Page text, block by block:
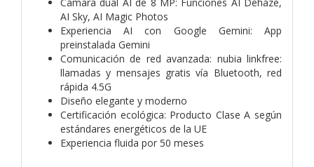
AI Sky, AI Magic Photos
Experiencia AI con Google Gemini: App
preinstalada Gemini
Comunicación de red avanzada: nubia linkfree:
llamadas y mensajes gratis vía Bluetooth, red
rápida 4.5G
Diseño elegante y moderno
Certificación ecológica: Producto Clase A según
estándares energéticos de la UE
Experiencia fluida por 50 meses